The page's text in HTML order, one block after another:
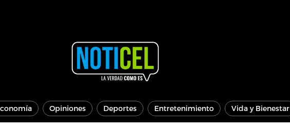
Opiniones Deportes Entretenimiento Vida y Bienestar